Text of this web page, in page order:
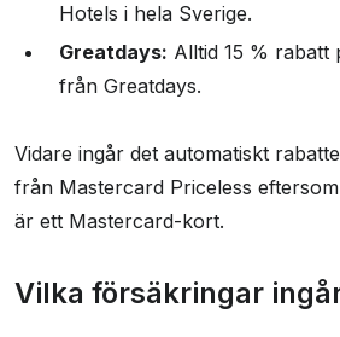
Hotels i hela Sverige.
Greatdays: Alltid 15 % rabatt
från Greatdays.
Vidare ingår det automatiskt
från Mastercard Priceless
är ett Mastercard-kort.
Vilka försäkringar